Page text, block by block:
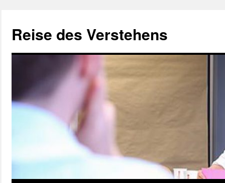
Reise des Verstehens